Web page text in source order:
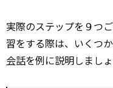
実際のステップを９つ
習をする際は、いくつ
会話を例に説明しましょ